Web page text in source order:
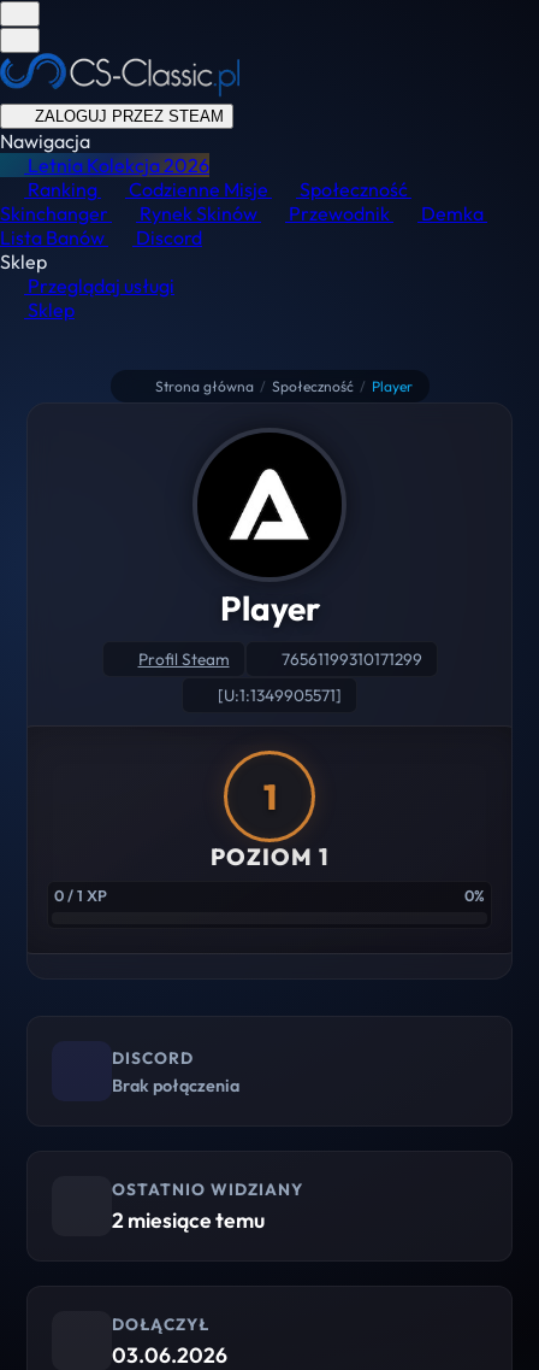
ZALOGUJ PRZEZ STEAM
Nawigacja
Letnia Kolekcja2026
Ranking
Codzienne Misje
Społeczność
Skinchanger
Rynek Skinów Przewodnik
Demka
Lista Banów
Discord
Sklep
Przeglądaj usługi
Sklep
Strona główna / Społeczność / Player
Player
Profil Steam
76561199310171299
[U:1:1349905571]
1
POZIOM 1
0 / 1 XP 0%
DISCORD
Brak połączenia
OSTATNIO WIDZIANY
2 miesiące temu
DOŁĄCZYŁ
03.06.2026